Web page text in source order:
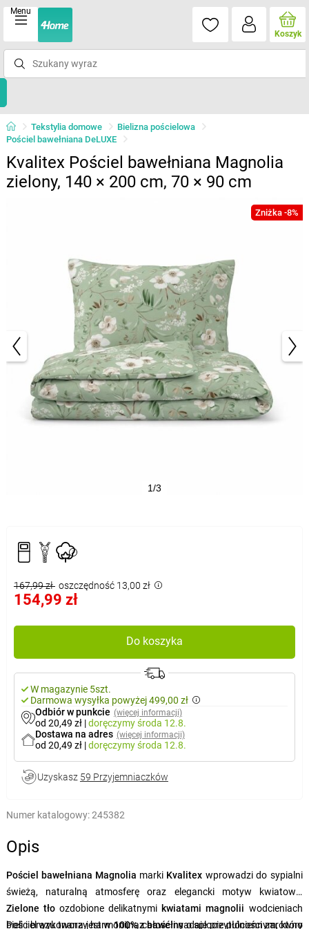
Menu
Koszyk
Tekstylia domowe
Bielizna pościelowa
Pościel bawełniana DeLUXE
Kvalitex Pościel bawełniana Magnolia
zielony, 140 × 200 cm, 70 × 90 cm
Zniżka -8%
1/3
167,99 zł oszczędność 13,00 zł
154,99 zł
Do koszyka
W magazynie 5szt.
Darmowa wysyłka powyżej 499,00 zł
Odbiór w punkcie (więcej informacji)
od 20,49 zł |doręczymyśroda 12.8.
Dostawa na adres (więcej informacji)
od 20,49 zł |doręczymyśroda 12.8.
Uzyskasz 59 Przyjemniaczków
Numer katalogowy:245382
Opis
Pościel bawełniana Magnolia marki Kvalitexwprowadzi do sypialni
świeżą, naturalną atmosferę oraz elegancki motyw kwiatowy.
Zielone tło ozdobione delikatnymi kwiatami magnolii wodcieniach
bieli i brązu tworzy harmonijną całość i nadaje przytulności zarówno
Pościel wykonana jest w100% z bawełnyo splocie płóciennym, który